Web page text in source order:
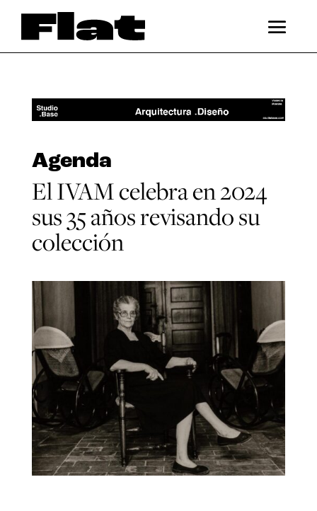
Agenda
El IVAM celebra en 2024
sus 35 años revisando su
colección